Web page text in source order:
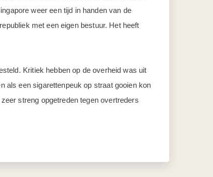
weer een tijd in handen van de
met een eigen bestuur. Het heeft
Kritiek hebben op de overheid was uit
als een sigarettenpeuk op straat gooien kon
streng opgetreden tegen overtreders